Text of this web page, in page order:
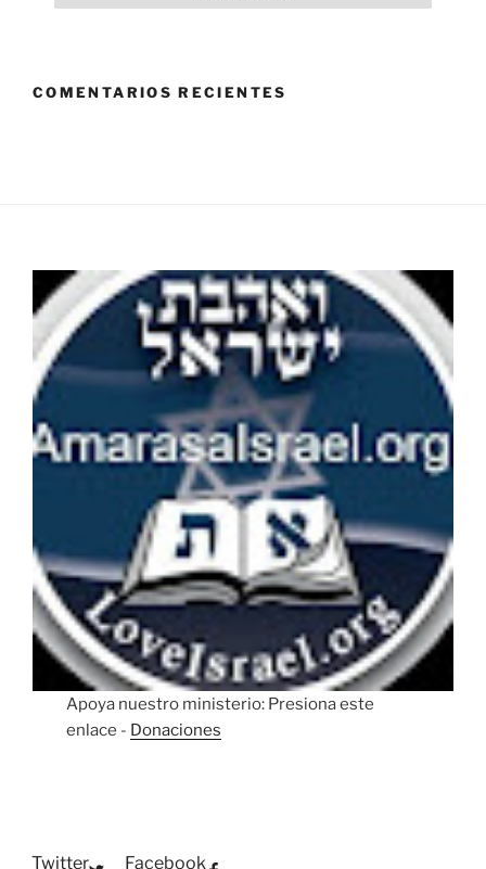
COMENTARIOS RECIENTES
Apoya nuestro ministerio: Presiona este
enlace - Donaciones
Twitter Facebook